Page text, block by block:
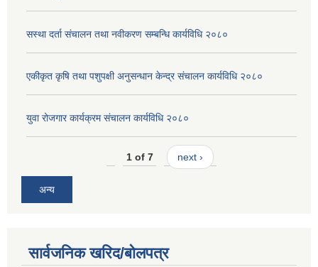
सस्था दर्ता संचालन तथा नवीकरण सम्बन्धि कार्यविधि २०८०
एकीकृत कृषि तथा पशुपक्षी अनुसन्धान केन्द्र संचालन कार्यविधि २०८०
युवा रोजगार कार्यक्रम संचालन कार्यविधि २०८०
1 of 7 next ›
अन्य
सार्वजनिक खरिद/बोलपत्र